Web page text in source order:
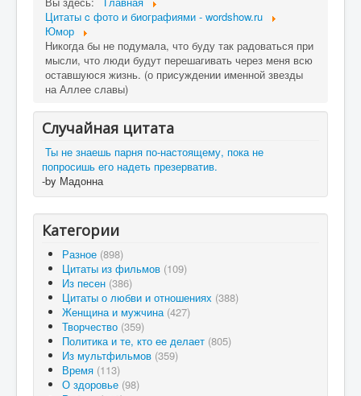
Цитаты c фото и биографиями - wordshow.ru
Юмор
Никогда бы не подумала, что буду так радоваться при
мысли, что люди будут перешагивать через меня всю
оставшуюся жизнь. (о присуждении именной звезды
на Аллее славы)
Случайная цитата
Ты не знаешь парня по-настоящему, пока не
попросишь его надеть презерватив.
-by Мадонна
Категории
Разное (898)
Цитаты из фильмов (109)
Из песен (386)
Цитаты о любви и отношениях (388)
Женщина и мужчина (427)
Творчество (359)
Политика и те, кто ее делает (805)
Из мультфильмов (359)
Время (113)
О здоровье (98)